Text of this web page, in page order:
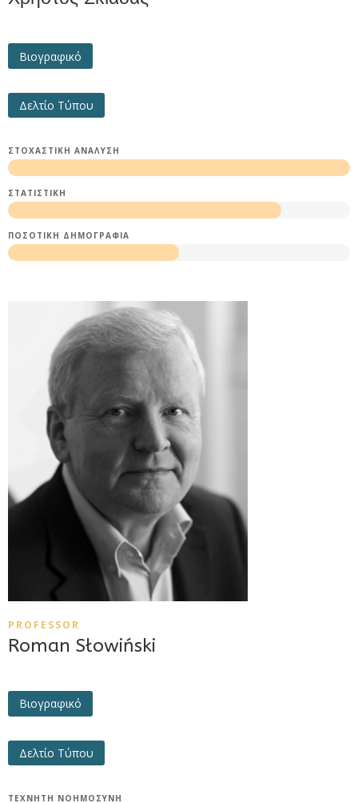
Βιογραφικό
Δελτίο Τύπου
ΣΤΟΧΑΣΤΙΚΉ ΑΝΆΛΥΣΗ
ΣΤΑΤΙΣΤΙΚΉ
ΠΟΣΟΤΙΚΉ ΔΗΜΟΓΡΑΦΊΑ
PROFESSOR
Roman Słowiński
Βιογραφικό
Δελτίο Τύπου
ΤΕΧΝΗΤΉ ΝΟΗΜΟΣΎΝΗ